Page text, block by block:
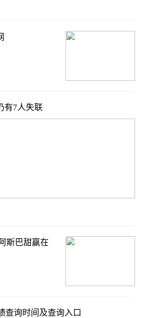
有7人失联
斯巴甜赢在
查询时间及查询入口